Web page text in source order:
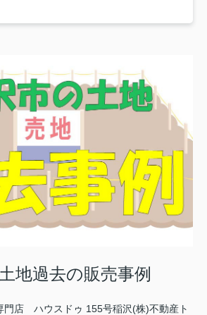
地過去の販売事例
門店 ハウスドゥ 155号稲沢(株)不動産ト